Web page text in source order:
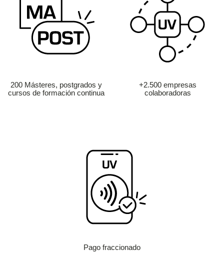
200 Másteres, postgrados y
cursos de formación continua
+2.500 empresas
colaboradoras
Pago fraccionado